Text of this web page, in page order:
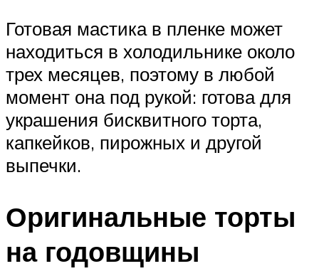
Готовая мастика в пленке может
находиться в холодильнике около
трех месяцев, поэтому в любой
момент она под рукой: готова для
украшения бисквитного торта,
капкейков, пирожных и другой
выпечки.
Оригинальные торты
на годовщины